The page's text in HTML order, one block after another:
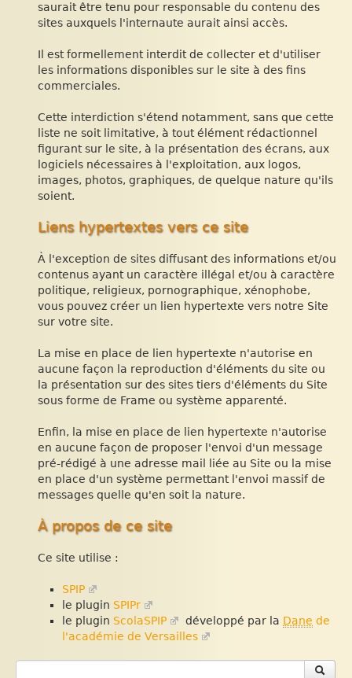
saurait être tenu pour responsable du contenu des
sites auxquels l'internaute aurait ainsi accès.
Il est formellement interdit de collecter et d'utiliser
les informations disponibles sur le site à des fins
commerciales.
Cette interdiction s'étend notamment, sans que cette
liste ne soit limitative, à tout élément rédactionnel
figurant sur le site, à la présentation des écrans, aux
logiciels nécessaires à l'exploitation, aux logos,
images, photos, graphiques, de quelque nature qu'ils
soient.
Liens hypertextes vers ce site
À l'exception de sites diffusant des informations et/ou
contenus ayant un caractère illégal et/ou à caractère
politique, religieux, pornographique, xénophobe,
vous pouvez créer un lien hypertexte vers notre Site
sur votre site.
La mise en place de lien hypertexte n'autorise en
aucune façon la reproduction d'éléments du site ou
la présentation sur des sites tiers d'éléments du Site
sous forme de Frame ou système apparenté.
Enfin, la mise en place de lien hypertexte n'autorise
en aucune façon de proposer l'envoi d'un message
pré-rédigé à une adresse mail liée au Site ou la mise
en place d'un système permettant l'envoi massif de
messages quelle qu'en soit la nature.
À propos de ce site
Ce site utilise :
SPIP
le plugin SPIPr
le plugin ScolaSPIP développé par la Dane de
l'académie de Versailles